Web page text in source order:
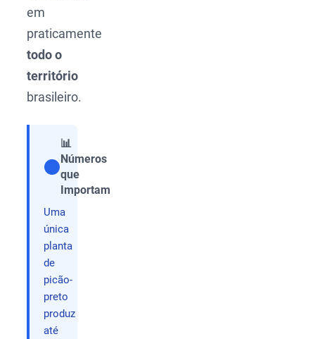
em
praticamente
todo o
território
brasileiro.
📊
Números
que
Importam
Uma
única
planta
de
picão-
preto
produz
até